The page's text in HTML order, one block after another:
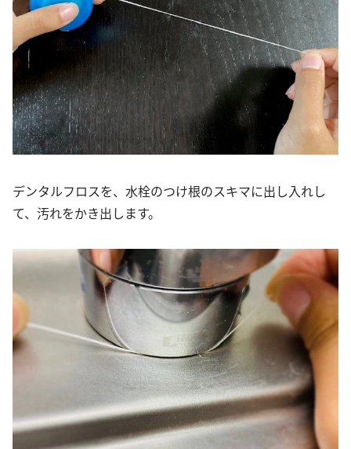
デンタルフロスを、水栓のつけ根のスキマに出し入れし
て、汚れをかき出します。